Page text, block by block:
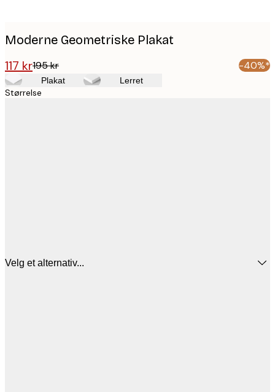
Moderne Geometriske Plakat
117 kr195 kr -40%*
Plakat Lerret
Størrelse
Velg et alternativ...